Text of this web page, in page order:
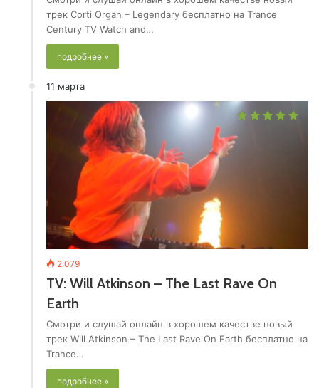
трек Corti Organ – Legendary бесплатно на Trance
Century TV Watch and…
подробнее »
11 марта
2 079
TV: Will Atkinson – The Last Rave On
Earth
Смотри и слушай онлайн в хорошем качестве новый
трек Will Atkinson – The Last Rave On Earth бесплатно на
Trance…
подробнее »